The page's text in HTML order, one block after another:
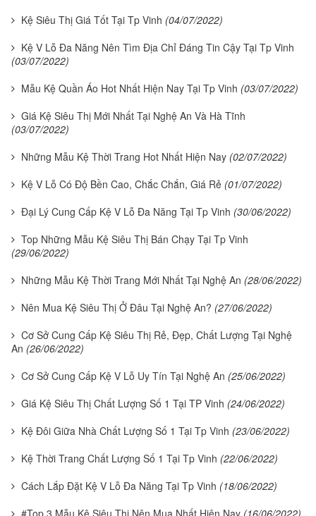
Kệ Siêu Thị Giá Tốt Tại Tp Vinh (04/07/2022)
Kệ V Lỗ Đa Năng Nên Tìm Địa Chỉ Đáng Tin Cậy Tại Tp Vinh
(03/07/2022)
Mẫu Kệ Quần Áo Hot Nhất Hiện Nay Tại Tp Vinh (03/07/2022)
Giá Kệ Siêu Thị Mới Nhất Tại Nghệ An Và Hà Tĩnh
(03/07/2022)
Những Mẫu Kệ Thời Trang Hot Nhất Hiện Nay (02/07/2022)
Kệ V Lỗ Có Độ Bền Cao, Chắc Chắn, Giá Rẻ (01/07/2022)
Đại Lý Cung Cấp Kệ V Lỗ Đa Năng Tại Tp Vinh (30/06/2022)
Top Những Mẫu Kệ Siêu Thị Bán Chạy Tại Tp Vinh
(29/06/2022)
Những Mẫu Kệ Thời Trang Mới Nhất Tại Nghệ An (28/06/2022)
Nên Mua Kệ Siêu Thị Ở Đâu Tại Nghệ An? (27/06/2022)
Cơ Sở Cung Cấp Kệ Siêu Thị Rẻ, Đẹp, Chất Lượng Tại Nghệ
An (26/06/2022)
Cơ Sở Cung Cấp Kệ V Lỗ Uy Tín Tại Nghệ An (25/06/2022)
Giá Kệ Siêu Thị Chất Lượng Số 1 Tại TP Vinh (24/06/2022)
Kệ Đôi Giữa Nhà Chất Lượng Số 1 Tại Tp Vinh (23/06/2022)
Kệ Thời Trang Chất Lượng Số 1 Tại Tp Vinh (22/06/2022)
Cách Lắp Đặt Kệ V Lỗ Đa Năng Tại Tp Vinh (18/06/2022)
#Top 3 Mẫu Kệ Siêu Thị Nên Mua Nhất Hiện Nay (16/06/2022)